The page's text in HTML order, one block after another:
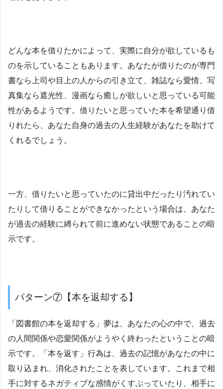
どんな本を借りたかによって、実際に自分が欲しているも
のを示していることもあります。あなたが借りたのが専門
書なら上司や目上の人からの引き立て、雑誌なら愛情、写
真集なら遮光性、漫画なら癒しが欲しいと思っている可能
性があるようです。借りたいと思っていた本を希望通り借
りれたら、あなた自身の過去の人生経験があなたを助けて
くれるでしょう。
一方、借りたいと思っていたのに貸出中だったり汚れてい
たりして借りることができなかったという場合は、あなた
が過去の経験に縛られて前に進めない状態であることの暗
示です。
パターン⑦【本を返却する】
「図書館の本を返却する」夢は、あなたの心の中で、過去
の人間関係や恋愛関係がようやく終わったということの暗
示です。「本を返す」行為は、過去の記憶があなたの中に
取り込まれ、消化されたことを表しています。これまで相
手に対するネガティブな感情がくすぶっていたり、相手に